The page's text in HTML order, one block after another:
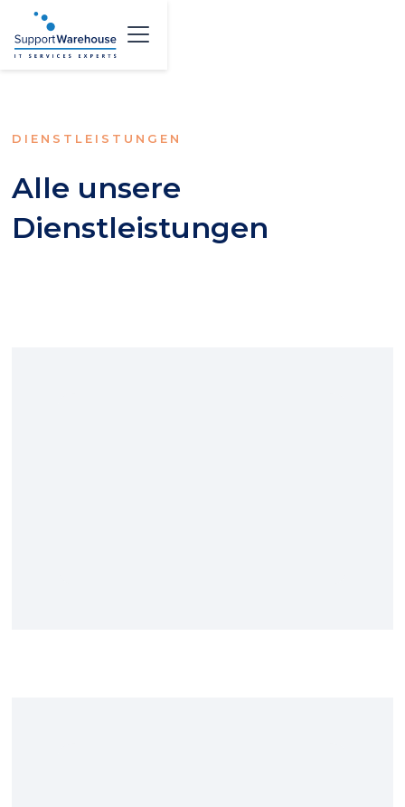
DIENSTLEISTUNGEN
Alle unsere
Dienstleistungen